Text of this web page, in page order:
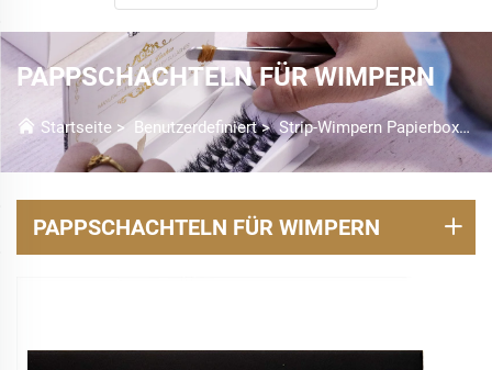
PAPPSCHACHTELN FÜR WIMPERN
Startseite > Benutzerdefiniert>Strip-Wimpern Papierboxen
PAPPSCHACHTELN FÜR WIMPERN